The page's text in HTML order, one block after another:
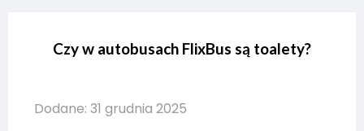
Czy w autobusach FlixBus są toalety?
Dodane: 31 grudnia 2025